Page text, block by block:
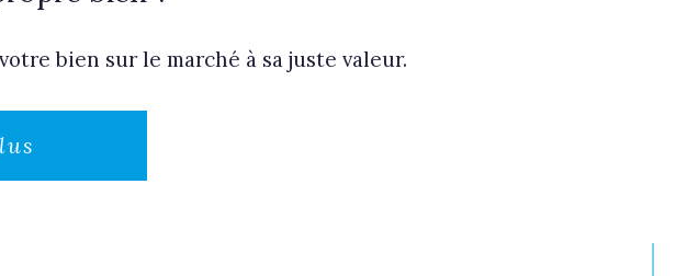
bien sur le marché à sa juste valeur.